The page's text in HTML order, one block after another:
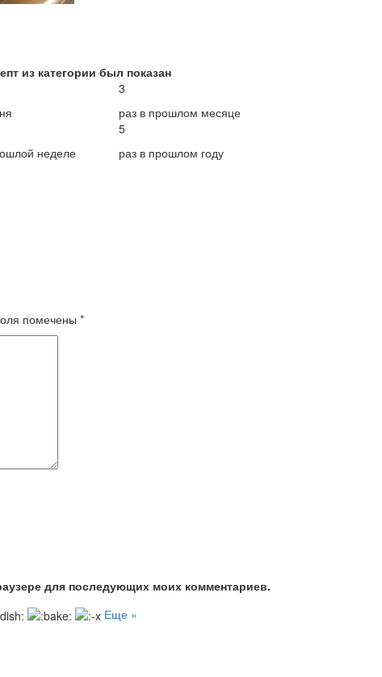
из категории был показан
3
раз в прошлом месяце
неделе
5
раз в прошлом году
помечены *
для последующих моих комментариев.
Еще »